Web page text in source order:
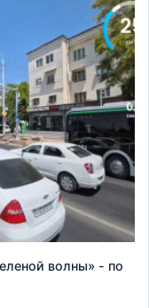
волны» - по